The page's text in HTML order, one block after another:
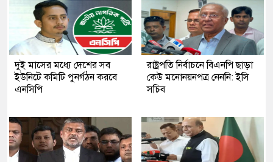
দুই মাসের মধ্যে দেশের সব
ইউনিটে কমিটি পুনর্গঠন করবে
এনসিপি
রাষ্ট্রপতি নির্বাচনে বিএনপি ছাড়া
কেউ মনোনয়নপত্র নেননি: ইসি
সচিব